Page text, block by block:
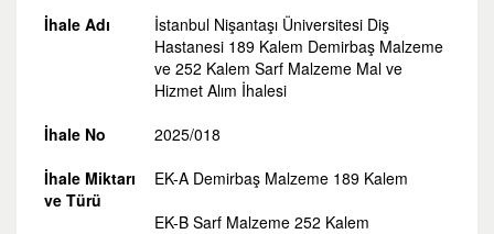
MALZEME VE 252
KALEM SARF
MALZEME MAL VE
HİZMET ALIM İHALESİ
İhale Adı
İstanbul Nişantaşı Üniversitesi Diş
Hastanesi 189 Kalem Demirbaş Malzeme
ve 252 Kalem Sarf Malzeme Mal ve
Hizmet Alım İhalesi
İhale No
2025/018
İhale Miktarı
ve Türü
EK-A Demirbaş Malzeme 189 Kalem
EK-B Sarf Malzeme 252 Kalem